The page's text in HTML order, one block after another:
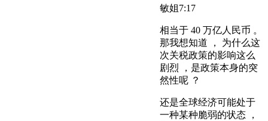
敏姐7:17
相当于 40 万亿人民币 。
那我想知道 ， 为什么这
次关税政策的影响这么
剧烈 ，是政策本身的突
然性呢 ？
还是全球经济可能处于
一种某种脆弱的状态 ，